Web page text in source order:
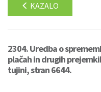
KAZALO
2304. Uredba o
plačah in drugih
tujini, stran 6644.